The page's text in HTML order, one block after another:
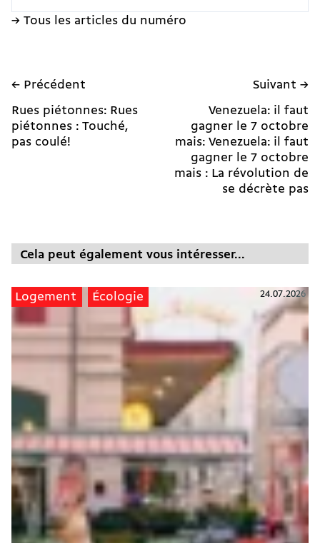
→ Tous les articles du numéro
← Précédent
Rues piétonnes: Rues
piétonnes : Touché,
pas coulé!
Suivant →
Venezuela: il faut
gagner le 7 octobre
mais: Venezuela: il faut
gagner le 7 octobre
mais : La révolution de
se décrète pas
Cela peut également vous intéresser...
Logement Écologie 24.07.2026